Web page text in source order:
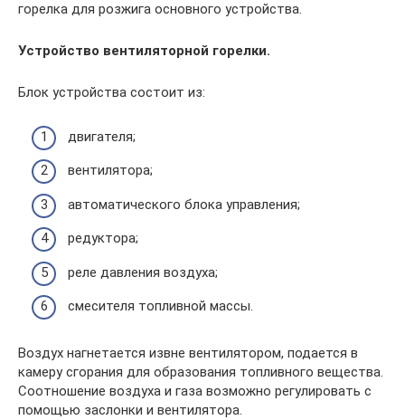
горелка для розжига основного устройства.
Устройство вентиляторной горелки.
Блок устройства состоит из:
двигателя;
вентилятора;
автоматического блока управления;
редуктора;
реле давления воздуха;
смесителя топливной массы.
Воздух нагнетается извне вентилятором, подается в
камеру сгорания для образования топливного вещества.
Соотношение воздуха и газа возможно регулировать с
помощью заслонки и вентилятора.